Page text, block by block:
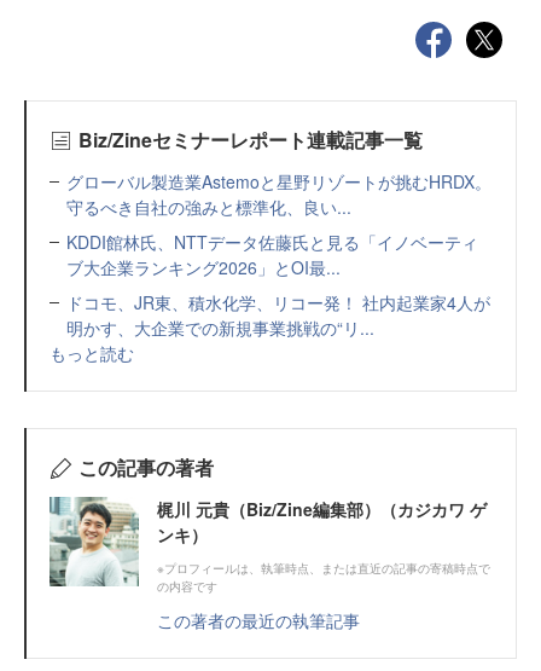
Biz/Zineセミナーレポート連載記事一覧
グローバル製造業Astemoと星野リゾートが挑むHRDX。
守るべき自社の強みと標準化、良い...
KDDI館林氏、NTTデータ佐藤氏と見る「イノベーティ
ブ大企業ランキング2026」とOI最...
ドコモ、JR東、積水化学、リコー発！ 社内起業家4人が
明かす、大企業での新規事業挑戦の“リ...
もっと読む
この記事の著者
梶川 元貴（Biz/Zine編集部）（カジカワ ゲ
ンキ）
※プロフィールは、執筆時点、または直近の記事の寄稿時点で
の内容です
この著者の最近の執筆記事